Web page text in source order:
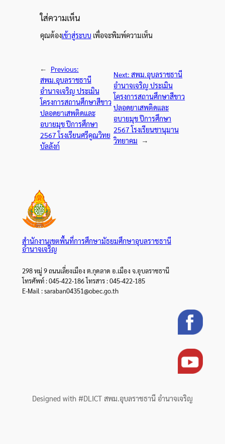
ใส่ความเห็น
คุณต้องเข้าสู่ระบบ เพื่อจะพิมพ์ความเห็น
←
Previous:
สพม.อุบลราชธานี
อำนาจเจริญ ประเมิน
โครงการสถานศึกษาสีขาว
ปลอดยาเสพติดและ
อบายมุข ปีการศึกษา
2567 โรงเรียนศรีคูณวิทย
บัลลังก์
Next:สพม.อุบลราชธานี
อำนาจเจริญ ประเมิน
โครงการสถานศึกษาสีขาว
ปลอดยาเสพติดและ
อบายมุข ปีการศึกษา
2567 โรงเรียนชานุมาน
วิทยาคม
→
สำนักงานเขตพื้นที่การศึกษามัธยมศึกษาอุบลราชธานี
อำนาจเจริญ
298 หมู่ 9 ถนนเลี่ยงเมือง ต.กุดลาด อ.เมือง จ.อุบลราชธานี
โทรศัพท์ : 045-422-186 โทรสาร : 045-422-185
E-Mail : saraban04351@obec.go.th
Designed with #DLICT สพม.อุบลราชธานี อำนาจเจริญ